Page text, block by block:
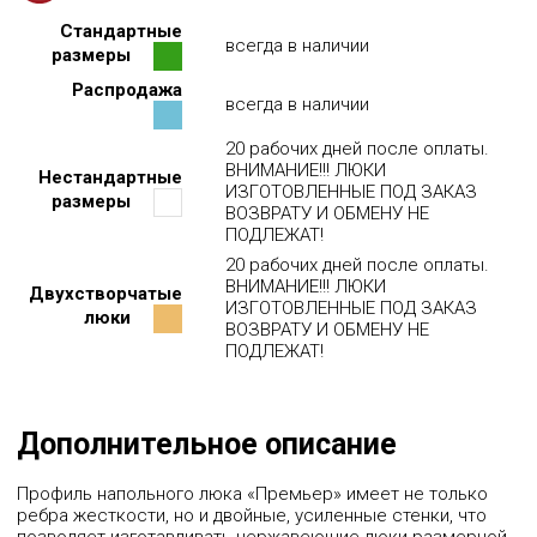
1350 56430р 59898р 61655р 63413р
57523р 59328р 61085р 62890р 64648р
62273р 64078р 65883р 67735р 69540р
1500 59803р 63460р 65313р 67118р 68970р 70823р
64648р 66548р 68400р 70300р 72153р
1600 62035р 65835р 67735р 69635р 71535р 73435р
Стандартные
размеры
всегда в наличии
Распродажа
всегда в наличии
Нестандартные
размеры
20 рабочих дней после оплаты.
ВНИМАНИЕ!!! ЛЮКИ
ИЗГОТОВЛЕННЫЕ ПОД ЗАКАЗ
ВОЗВРАТУ И ОБМЕНУ НЕ
ПОДЛЕЖАТ!
Двухстворчатые
люки
20 рабочих дней после оплаты.
ВНИМАНИЕ!!! ЛЮКИ
ИЗГОТОВЛЕННЫЕ ПОД ЗАКАЗ
ВОЗВРАТУ И ОБМЕНУ НЕ
ПОДЛЕЖАТ!
Дополнительное описание
Профиль напольного люка «Премьер» имеет не только
ребра жесткости, но и двойные, усиленные стенки, что